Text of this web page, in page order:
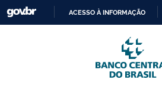
Skip to main content
PARA
O
ACESSO À INFORMAÇÃO